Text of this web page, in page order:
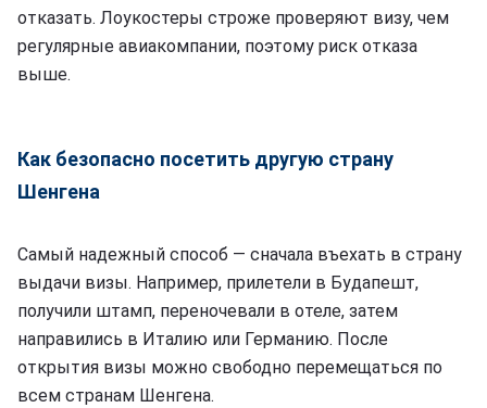
отказать. Лоукостеры строже проверяют визу, чем
регулярные авиакомпании, поэтому риск отказа
выше.
Как безопасно посетить другую страну
Шенгена
Самый надежный способ — сначала въехать в страну
выдачи визы. Например, прилетели в Будапешт,
получили штамп, переночевали в отеле, затем
направились в Италию или Германию. После
открытия визы можно свободно перемещаться по
всем странам Шенгена.